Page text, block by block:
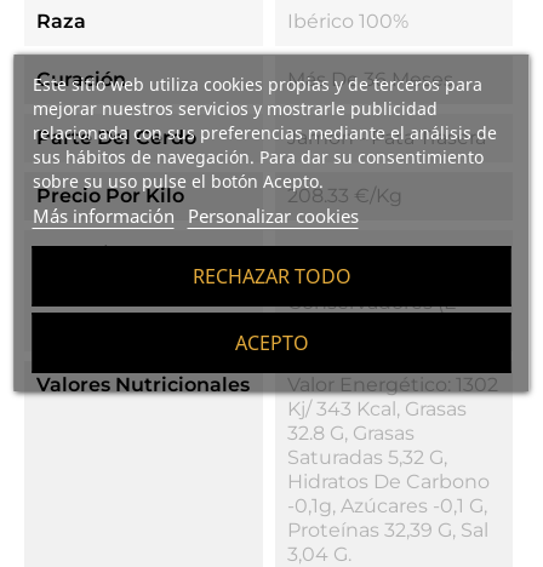
Este sitio web utiliza cookies propias y de terceros para
mejorar nuestros servicios y mostrarle publicidad
relacionada con sus preferencias mediante el análisis de
sus hábitos de navegación. Para dar su consentimiento
sobre su uso pulse el botón Acepto.
Más información Personalizar cookies
RECHAZAR TODO
ACEPTO
Raza Ibérico 100%
Curación Más De 36 Meses
Parte Del Cerdo Jamón - Pata Trasera
Precio Por Kilo 208.33 €/Kg
Ingredientes
Jamón De Cerdo
Ibérico De Bellota, Sal,
Conservadores (E-
Valores Nutricionales
Valor Energético: 1302
Kj/ 343 Kcal, Grasas
32.8 G, Grasas
Saturadas 5,32 G,
Hidratos De Carbono
-0,1g, Azúcares -0,1 G,
Proteínas 32,39 G, Sal
3,04 G.